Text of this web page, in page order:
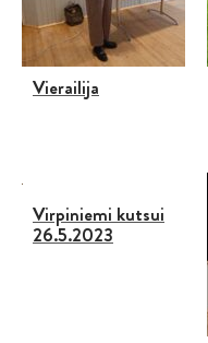
Vierailija
Virpiniemi kutsui
26.5.2023